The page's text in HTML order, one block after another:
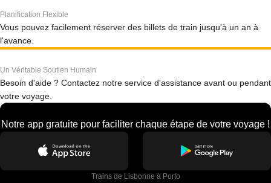
Planification Flexible
Vous pouvez facilement réserver des billets de train jusqu'à un an à
l'avance.
Un Véritable Soutien Humain
Besoin d'aide ? Contactez notre service d'assistance avant ou pendant
votre voyage.
Notre app gratuite pour faciliter chaque étape de votre voyage !
Trains de Lisbonne à Porto